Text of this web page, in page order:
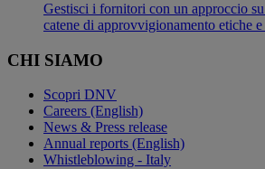
Gestisci i fornitori con un approccio
catene di approvvigionamento etiche e
CHI SIAMO
Scopri DNV
Careers (English)
News & Press release
Annual reports (English)
Whistleblowing - Italy